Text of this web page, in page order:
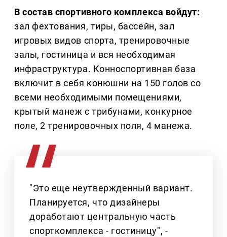
В состав спортивного комплекса войдут:
зал фехтования, тиры, бассейн, зал
игровых видов спорта, тренировочные
залы, гостиница и вся необходимая
инфраструктура. Конноспортивная база
включит в себя конюшни на 150 голов со
всеми необходимыми помещениями,
крытый манеж с трибунами, конкурное
поле, 2 тренировочных поля, 4 манежа.
"Это еще неутвержденный вариант.
Планируется, что дизайнеры
доработают центральную часть
спорткомплекса - гостиницу", -